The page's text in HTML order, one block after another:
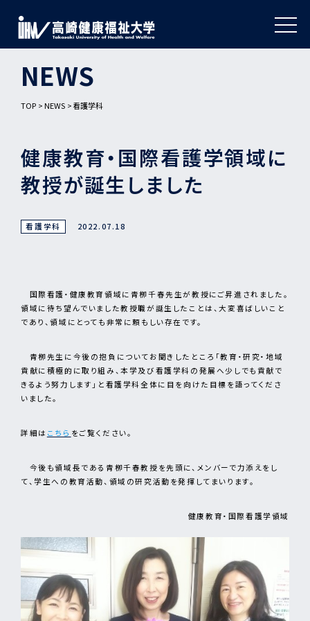
NEWS
TOP NEWS 看護学科
健康教育・国際看護学領域に
教授が誕生しました
看護学科 2022.07.18
国際看護・健康教育領域に青栁千春先生が教授にご昇進されました。
領域に待ち望んでいました教授職が誕生したことは、大変喜ばしいこと
であり、領域にとっても非常に頼もしい存在です。
青栁先生に今後の抱負についてお聞きしたところ「教育・研究・地域
貢献に積極的に取り組み、本学及び看護学科の発展へ少しでも貢献で
きるよう努力します」と看護学科全体に目を向けた目標を語ってくださ
いました。
詳細は こちら をご覧ください。
今後も領域長である青栁千春教授を先頭に、メンバーで力添えをし
て、学生への教育活動、領域の研究活動を発揮してまいります。
健康教育・国際看護学領域